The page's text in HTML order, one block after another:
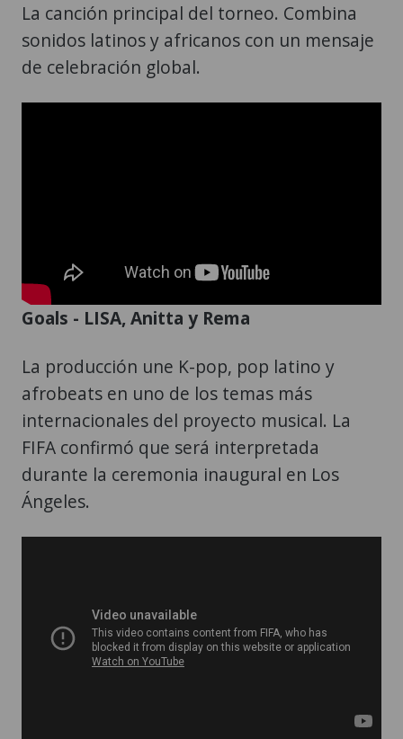
La canción principal del torneo. Combina
sonidos latinos y africanos con un mensaje
de celebración global.
Goals - LISA, Anitta y Rema
La producción une K-pop, pop latino y
afrobeats en uno de los temas más
internacionales del proyecto musical. La
FIFA confirmó que será interpretada
durante la ceremonia inaugural en Los
Ángeles.